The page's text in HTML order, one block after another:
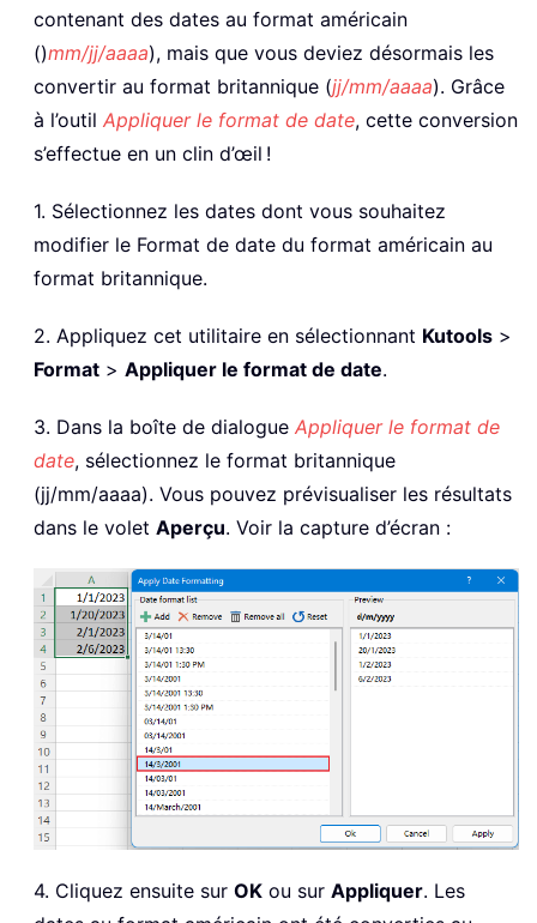
contenant des dates au format américain
()mm/jj/aaaa), mais que vous deviez désormais les
convertir au format britannique (jj/mm/aaaa). Grâce
à l’outil Appliquer le format de date, cette conversion
s’effectue en un clin d’œil !
1. Sélectionnez les dates dont vous souhaitez
modifier le Format de date du format américain au
format britannique.
2. Appliquez cet utilitaire en sélectionnant Kutools >
Format > Appliquer le format de date.
3. Dans la boîte de dialogue Appliquer le format de
date, sélectionnez le format britannique
(jj/mm/aaaa). Vous pouvez prévisualiser les résultats
dans le volet Aperçu. Voir la capture d’écran :
4. Cliquez ensuite sur OK ou sur Appliquer. Les